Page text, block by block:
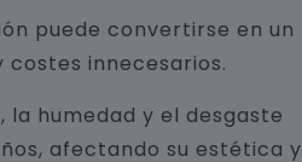
puede convertirse en un
innecesarios.
la humedad y el desgaste
afectando su estética y